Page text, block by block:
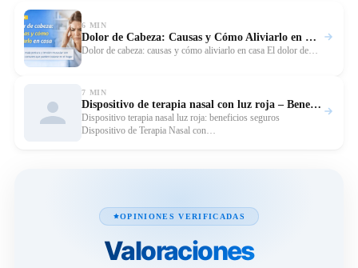
6 MIN
Dolor de Cabeza: Causas y Cómo Aliviarlo en Casa
Dolor de cabeza: causas y cómo aliviarlo en casa El dolor de…
7 MIN
Dispositivo de terapia nasal con luz roja – Beneficios y uso
Dispositivo terapia nasal luz roja: beneficios seguros
Dispositivo de Terapia Nasal con…
OPINIONES VERIFICADAS
Valoraciones